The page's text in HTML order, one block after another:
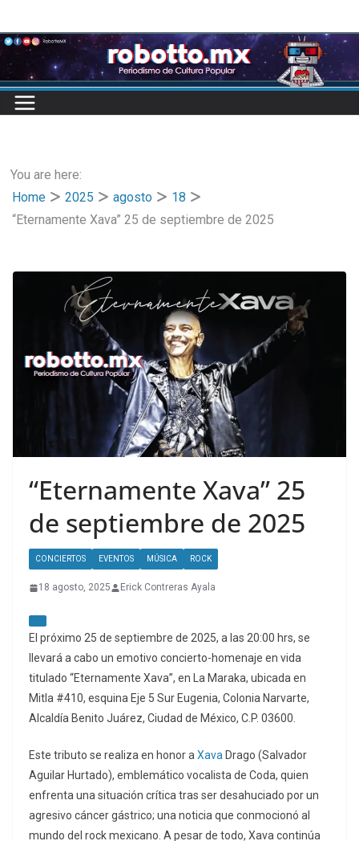
to
content
You are here:
Home
2025 agosto
18
“Eternamente Xava” 25 de septiembre de 2025
“Eternamente Xava” 25
de septiembre de 2025
CONCIERTOS EVENTOS MÚSICA ROCK
18 agosto, 2025 Erick Contreras Ayala
El próximo 25 de septiembre de 2025, a las 20:00 hrs, se
llevará a cabo un emotivo concierto-homenaje en vida
titulado “Eternamente Xava”, en La Maraka, ubicada en
Mitla #410, esquina Eje 5 Sur Eugenia, Colonia Narvarte,
Alcaldía Benito Juárez, Ciudad de México, C.P. 03600.
Este tributo se realiza en honor a Xava Drago (Salvador
Aguilar Hurtado), emblemático vocalista de Coda, quien
enfrenta una situación crítica tras ser desahuciado por un
agresivo cáncer gástrico; una noticia que conmocionó al
mundo del rock mexicano. A pesar de todo, Xava continúa